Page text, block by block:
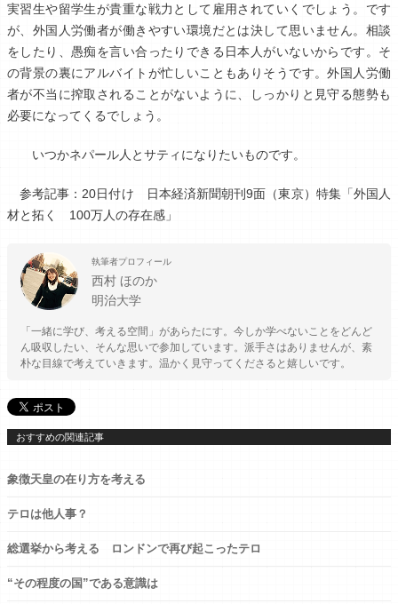
実習生や留学生が貴重な戦力として雇用されていくでしょう。です
が、外国人労働者が働きやすい環境だとは決して思いません。相談
をしたり、愚痴を言い合ったりできる日本人がいないからです。そ
の背景の裏にアルバイトが忙しいこともありそうです。外国人労働
者が不当に搾取されることがないように、しっかりと見守る態勢も
必要になってくるでしょう。
いつかネパール人とサティになりたいものです。
参考記事：20日付け 日本経済新聞朝刊9面（東京）特集「外国人
材と拓く 100万人の存在感」
執筆者プロフィール
西村 ほのか
明治大学
「一緒に学び、考える空間」があらたにす。今しか学べないことをどんど
ん吸収したい、そんな思いで参加しています。派手さはありませんが、素
朴な目線で考えていきます。温かく見守ってくださると嬉しいです。
おすすめの関連記事
象徴天皇の在り方を考える
テロは他人事？
総選挙から考える ロンドンで再び起こったテロ
“その程度の国”である意識は